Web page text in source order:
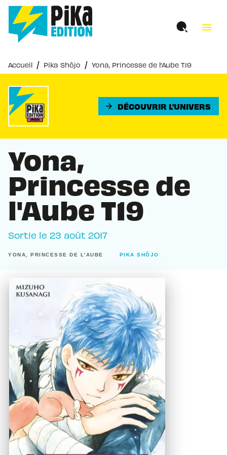
MENU RECHERCHE
PIED DE PAGE
menu
Accueil / Pika Shôjo / Yona, Princesse de l'Aube T19
arrow_forward DÉCOUVRIR L'UNIVERS
Yona,
Princesse de
l'Aube T19
Sortie le 23 août 2017
YONA, PRINCESSE DE L'AUBE PIKA SHÔJO